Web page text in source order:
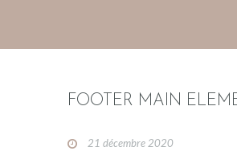
CATEGORIES
FOOTER MAIN
21 décembre 2020